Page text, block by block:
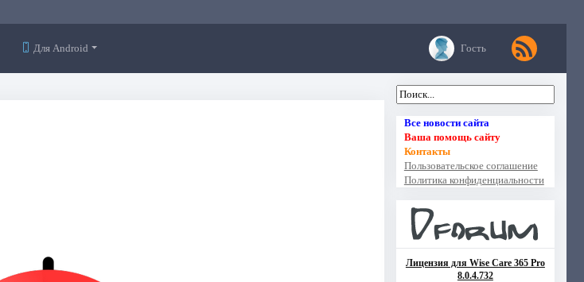
Для Android Гость
Все новости сайта
Ваша помощь сайту
Контакты
Пользовательское соглашение
Политика конфиденциальности
Лицензия для Wise Care 365 Pro
8.0.4.732